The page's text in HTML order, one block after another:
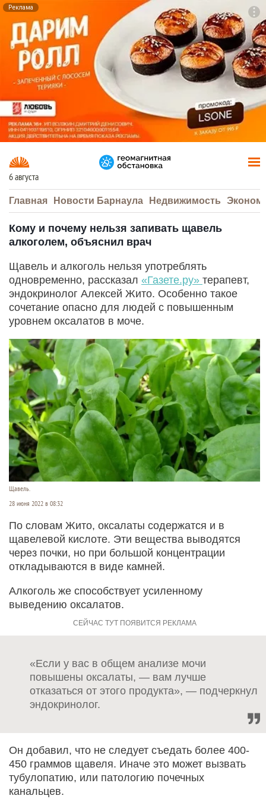
Реклама
6 августа
Главная Новости Барнаула Недвижимость
Кому и почему нельзя запивать щавель
алкоголем, объяснил врач
Щавель и алкоголь нельзя употреблять
одновременно, рассказал «Газете.ру» терапевт,
эндокринолог Алексей Жито. Особенно такое
сочетание опасно для людей с повышенным
уровнем оксалатов в моче.
Щавель.
28 июня 2022 в 08:32
По словам Жито, оксалаты содержатся и в
щавелевой кислоте. Эти вещества выводятся
через почки, но при большой концентрации
откладываются в виде камней.
Алкоголь же способствует усиленному
выведению оксалатов.
«Если у вас в общем анализе мочи
повышены оксалаты, — вам лучше
отказаться от этого продукта», — подчеркнул
эндокринолог.
Он добавил, что не следует съедать более 400-
450 граммов щавеля. Иначе это может вызвать
тубулопатию, или патологию почечных
канальцев.